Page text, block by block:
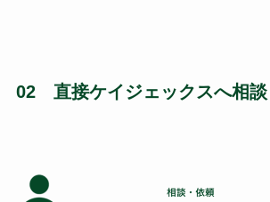
02 直接ケイジェックスへ相談